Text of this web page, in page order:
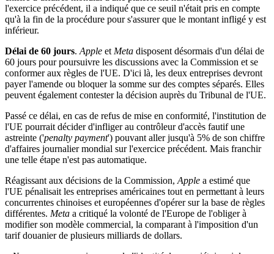
l'exercice précédent, il a indiqué que ce seuil n'était pris en compte
qu'à la fin de la procédure pour s'assurer que le montant infligé y est
inférieur.
Délai de 60 jours. Apple et Meta disposent désormais d'un délai de
60 jours pour poursuivre les discussions avec la Commission et se
conformer aux règles de l'UE. D'ici là, les deux entreprises devront
payer l'amende ou bloquer la somme sur des comptes séparés. Elles
peuvent également contester la décision auprès du Tribunal de l'UE.
Passé ce délai, en cas de refus de mise en conformité, l'institution de
l'UE pourrait décider d'infliger au contrôleur d'accès fautif une
astreinte ('penalty payment') pouvant aller jusqu'à 5% de son chiffre
d'affaires journalier mondial sur l'exercice précédent. Mais franchir
une telle étape n'est pas automatique.
Réagissant aux décisions de la Commission, Apple a estimé que
l'UE pénalisait les entreprises américaines tout en permettant à leurs
concurrentes chinoises et européennes d'opérer sur la base de règles
différentes. Meta a critiqué la volonté de l'Europe de l'obliger à
modifier son modèle commercial, la comparant à l'imposition d'un
tarif douanier de plusieurs milliards de dollars.